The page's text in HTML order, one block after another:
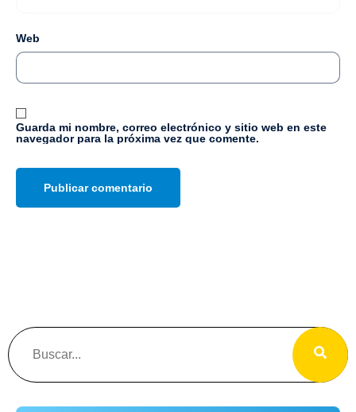
Web
Guarda mi nombre, correo electrónico y sitio web en este
navegador para la próxima vez que comente.